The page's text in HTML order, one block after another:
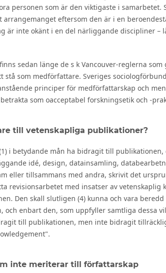
personen som är den viktigaste i samarbetet.
arrangemanget eftersom den är i en
är inte okänt i en del närliggande discipliner –
sedan länge de s k Vancouver-reglerna
som medförfattare. Sveriges
principer för medförfattarskap och
som oacceptabel forskningsetik och -
till vetenskapliga publikationer?
i betydande mån ha bidragit till publikationen,
idé, design, datainsamling,
eller tillsammans med andra, skrivit det
revisionsarbetet med insatser av vetenskaplig
Den skall slutligen (4) kunna och vara
och enbart den, som uppfyller samtliga dessa
till publikationen, men inte bidragit
inte meriterar till författarskap